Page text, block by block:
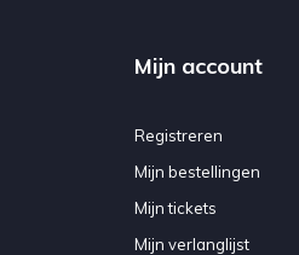
Mijn account
Registreren
Mijn bestellingen
Mijn tickets
Mijn verlanglijst